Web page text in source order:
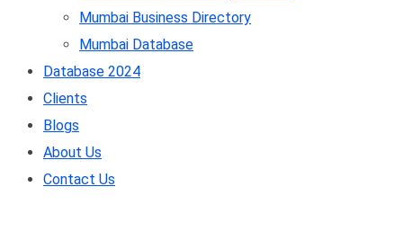
Mumbai Business Directory
Mumbai Database
Database 2024
Clients
Blogs
About Us
Contact Us